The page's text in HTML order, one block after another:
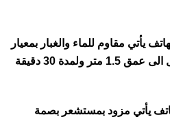
يأتي مقاوم للماء والغبار بمعيار
IP68/IP69، مقاومة الماء تصل الى عمق 1.5 متر ولمدة 30 دقيقة
يأتي مزود بمستشعر بصمة